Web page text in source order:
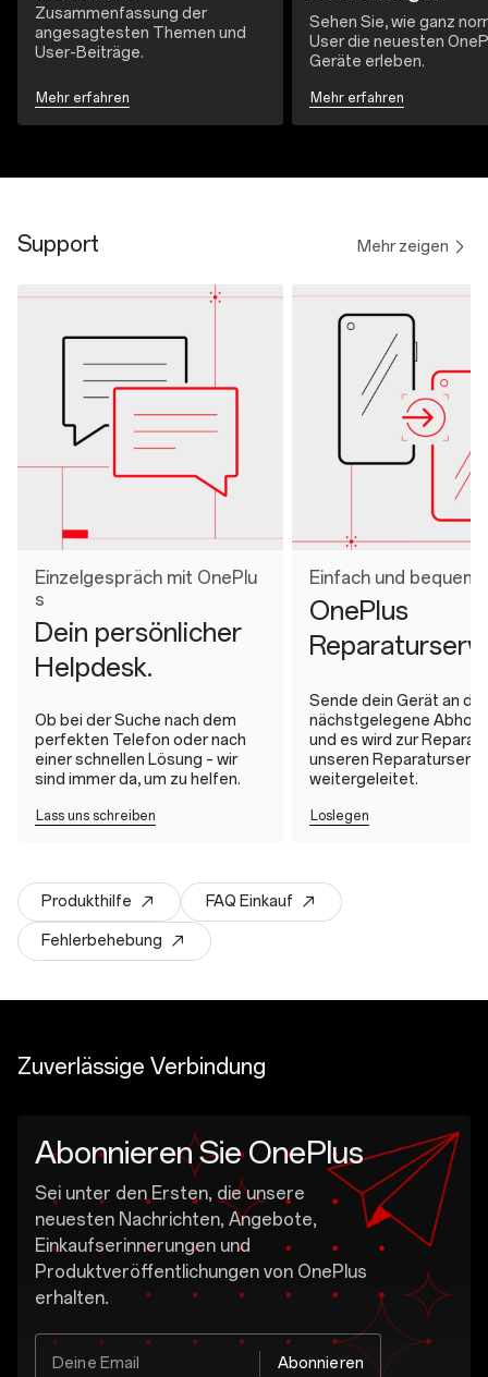
Zusammenfassung der
angesagtesten Themen und
User-Beiträge.
Mehr erfahren
Sehen Sie, wie ganz
User die neuesten
Geräte erleben.
Mehr erfahren
Support Mehr zeigen
Einzelgespräch mit OnePlu
s
Dein persönlicher
Helpdesk.
Ob bei der Suche nach dem
perfekten Telefon oder nach
einer schnellen Lösung – wir
sind immer da, um zu helfen.
Lass uns schreiben
Einfach und bequem
OnePlus
Sende dein Gerät an die
nächstgelegene
und es wird zur
unseren
weitergeleitet.
Loslegen
Produkthilfe FAQ Einkauf
Fehlerbehebung
Zuverlässige Verbindung
Abonnieren Sie OnePlus
Sei unter den Ersten, die unsere
neuesten Nachrichten, Angebote,
Einkaufserinnerungen und
Produktveröffentlichungen von OnePlus
erhalten.
Deine Email Abonnieren